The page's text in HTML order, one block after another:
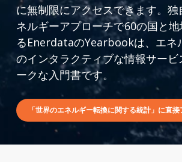
に無制限にアクセスできます。
ネルギーアプローチで60の国と
るEnerdataのYearbookは、エネ
のインタラクティブな情報サービ
ークな入門書です。
「世界のエネルギー転換に関する統計」に直